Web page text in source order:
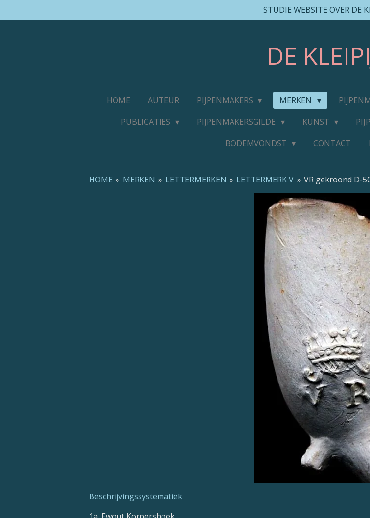
direct
STUDIE WEBSITE OVER DE
DE
HOME AUTEUR PIJPENMAKERS MERKEN
PUBLICATIES
PIJPENMAKERSGILDE KUNST
BODEMVONDST
CONTACT
HOME » MERKEN » LETTERMERKEN » LETTERMERK V » VR gekroond D-
Beschrijvingssystematiek